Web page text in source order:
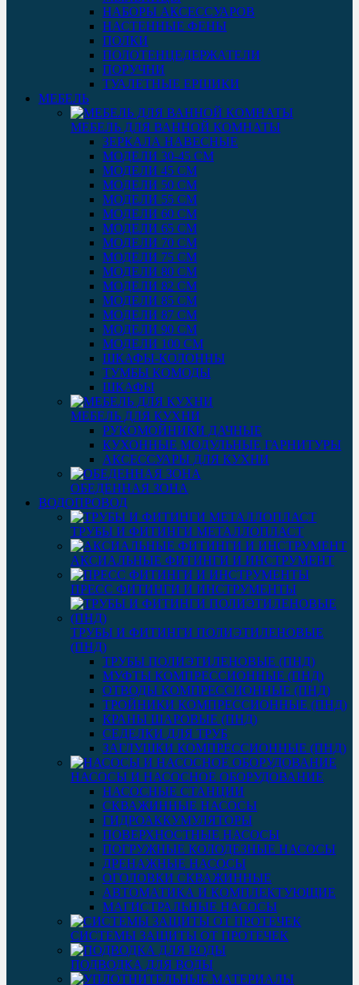
НАБОРЫ АКСЕССУАРОВ
НАСТЕННЫЕ ФЕНЫ
ПОЛКИ
ПОЛОТЕНЦЕДЕРЖАТЕЛИ
ПОРУЧНИ
ТУАЛЕТНЫЕ ЕРШИКИ
МЕБЕЛЬ
МЕБЕЛЬ ДЛЯ ВАННОЙ КОМНАТЫ
ЗЕРКАЛА НАВЕСНЫЕ
МОДЕЛИ 30-45 СМ
МОДЕЛИ 45 СМ
МОДЕЛИ 50 СМ
МОДЕЛИ 55 СМ
МОДЕЛИ 60 СМ
МОДЕЛИ 65 СМ
МОДЕЛИ 70 СМ
МОДЕЛИ 75 СМ
МОДЕЛИ 80 СМ
МОДЕЛИ 82 СМ
МОДЕЛИ 85 СМ
МОДЕЛИ 87 СМ
МОДЕЛИ 90 СМ
МОДЕЛИ 100 СМ
ШКАФЫ-КОЛОННЫ
ТУМБЫ КОМОДЫ
ШКАФЫ
МЕБЕЛЬ ДЛЯ КУХНИ
РУКОМОЙНИКИ ДАЧНЫЕ
КУХОННЫЕ МОДУЛЬНЫЕ ГАРНИТУРЫ
АКСЕССУАРЫ ДЛЯ КУХНИ
ОБЕДЕННАЯ ЗОНА
ВОДОПРОВОД
ТРУБЫ И ФИТИНГИ МЕТАЛЛОПЛАСТ
АКСИАЛЬНЫЕ ФИТИНГИ И ИНСТРУМЕНТ
ПРЕСС ФИТИНГИ И ИНСТРУМЕНТЫ
ТРУБЫ И ФИТИНГИ ПОЛИЭТИЛЕНОВЫЕ
(ПНД)
ТРУБЫ ПОЛИЭТИЛЕНОВЫЕ (ПНД)
МУФТЫ КОМПРЕССИОННЫЕ (ПНД)
ОТВОДЫ КОМПРЕССИОННЫЕ (ПНД)
ТРОЙНИКИ КОМПРЕССИОННЫЕ (ПНД)
КРАНЫ ШАРОВЫЕ (ПНД)
СЕДЕЛКИ ДЛЯ ТРУБ
ЗАГЛУШКИ КОМПРЕССИОННЫЕ (ПНД)
НАСОСЫ И НАСОСНОЕ ОБОРУДОВАНИЕ
НАСОСНЫЕ СТАНЦИИ
СКВАЖИННЫЕ НАСОСЫ
ГИДРОАККУМУЛЯТОРЫ
ПОВЕРХНОСТНЫЕ НАСОСЫ
ПОГРУЖНЫЕ КОЛОДЕЗНЫЕ НАСОСЫ
ДРЕНАЖНЫЕ НАСОСЫ
ОГОЛОВКИ СКВАЖИННЫЕ
АВТОМАТИКА И КОМПЛЕКТУЮЩИЕ
МАГИСТРАЛЬНЫЕ НАСОСЫ
СИСТЕМЫ ЗАЩИТЫ ОТ ПРОТЕЧЕК
ПОДВОДКА ДЛЯ ВОДЫ